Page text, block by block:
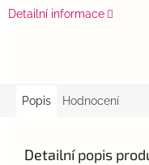
Detailní informace
Popis Hodnocení
Detailní popis